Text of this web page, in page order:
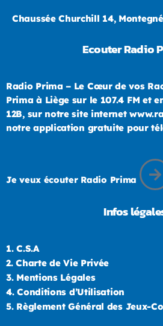
Chaussée Churchill 14,
Ecouter Radio
Radio Prima – Le Cœur de vos
Prima à Liège sur le 107.4 FM et
12B, sur notre site internet
notre application gratuite pour
Je veux écouter Radio Prima
Infos
1. C.S.A
2. Charte de Vie Privée
3. Mentions Légales
4. Conditions d’Utilisation
5. Règlement Général des Jeux-